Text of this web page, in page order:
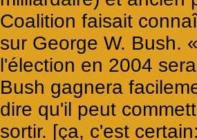
Coalition faisait
sur George W. Bush.
l'élection en 2004
Bush gagnera
dire qu'il peut
sortir. [ça, c'est